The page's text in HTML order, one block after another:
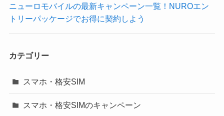
ニューロモバイルの最新キャンペーン一覧！NUROエン
トリーパッケージでお得に契約しよう
カテゴリー
スマホ・格安SIM
スマホ・格安SIMのキャンペーン